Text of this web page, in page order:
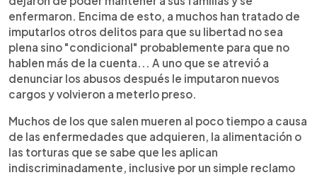
enfermaron. Encima de esto, a muchos han tratado de
imputarlos otros delitos para que su libertad no sea
plena sino "condicional" probablemente para que no
hablen más de la cuenta... A uno que se atrevió a
denunciar los abusos después le imputaron nuevos
cargos y volvieron a meterlo preso.
Muchos de los que salen mueren al poco tiempo a causa
de las enfermedades que adquieren, la alimentación o
las torturas que se sabe que les aplican
indiscriminadamente, inclusive por un simple reclamo